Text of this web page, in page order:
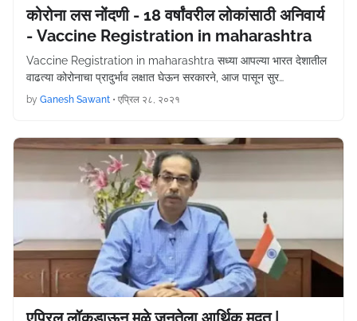
कोरोना लस नोंदणी - 18 वर्षांवरील लोकांसाठी अनिवार्य
- Vaccine Registration in maharashtra
Vaccine Registration in maharashtra सध्या आपल्या भारत देशातील
वाढत्या कोरोनाचा प्रादुर्भाव लक्षात घेऊन सरकारने, आज पासून सुर…
by Ganesh Sawant • एप्रिल २८, २०२१